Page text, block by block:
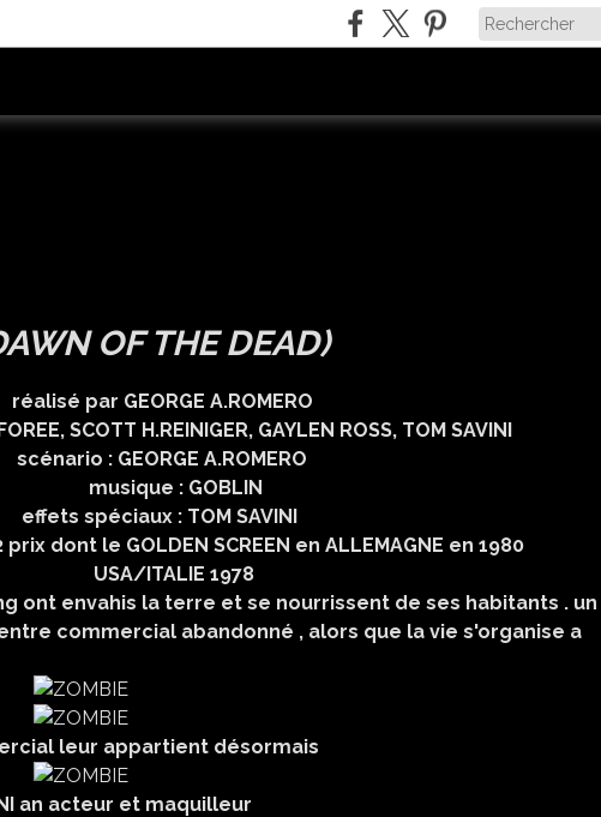
OF THE DEAD)
A.ROMERO
H.REINIGER, GAYLEN ROSS, TOM SAVINI
A.ROMERO
SAVINI
SCREEN en ALLEMAGNE en 1980
1978
ont envahis la terre et se nourrissent de ses habitants . un
commercial abandonné , alors que la vie s'organise a
leur appartient désormais
an acteur et maquilleur